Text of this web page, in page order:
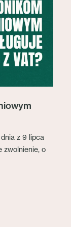
z 9 lipca
zwolnienie, o